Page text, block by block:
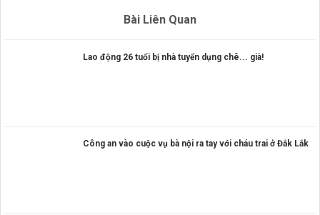
Bài Liên Quan
Lao động 26 tuổi bị nhà tuyển dụng chê... già!
Công an vào cuộc vụ bà nội ra tay với cháu trai ở Đắk Lắk